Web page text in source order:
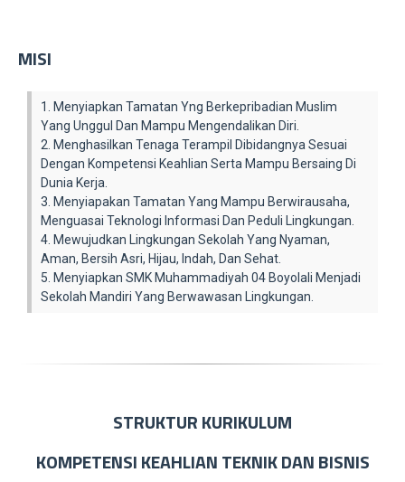
MISI
1. Menyiapkan Tamatan Yng Berkepribadian Muslim
Yang Unggul Dan Mampu Mengendalikan Diri.
2. Menghasilkan Tenaga Terampil Dibidangnya Sesuai
Dengan Kompetensi Keahlian Serta Mampu Bersaing Di
Dunia Kerja.
3. Menyiapakan Tamatan Yang Mampu Berwirausaha,
Menguasai Teknologi Informasi Dan Peduli Lingkungan.
4. Mewujudkan Lingkungan Sekolah Yang Nyaman,
Aman, Bersih Asri, Hijau, Indah, Dan Sehat.
5. Menyiapkan SMK Muhammadiyah 04 Boyolali Menjadi
Sekolah Mandiri Yang Berwawasan Lingkungan.
STRUKTUR KURIKULUM
KOMPETENSI KEAHLIAN TEKNIK DAN BISNIS